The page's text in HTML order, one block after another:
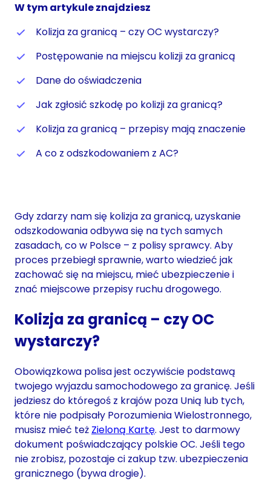
W tym artykule znajdziesz
Kolizja za granicą – czy OC wystarczy?
Postępowanie na miejscu kolizji za granicą
Dane do oświadczenia
Jak zgłosić szkodę po kolizji za granicą?
Kolizja za granicą – przepisy mają znaczenie
A co z odszkodowaniem z AC?
Gdy zdarzy nam się kolizja za granicą, uzyskanie
odszkodowania odbywa się na tych samych
zasadach, co w Polsce – z polisy sprawcy. Aby
proces przebiegł sprawnie, warto wiedzieć jak
zachować się na miejscu, mieć ubezpieczenie i
znać miejscowe przepisy ruchu drogowego.
Kolizja za granicą – czy OC
wystarczy?
Obowiązkowa polisa jest oczywiście podstawą
twojego wyjazdu samochodowego za granicę. Jeśli
jedziesz do któregoś z krajów poza Unią lub tych,
które nie podpisały Porozumienia Wielostronnego,
musisz mieć też Zieloną Kartę. Jest to darmowy
dokument poświadczający polskie OC. Jeśli tego
nie zrobisz, pozostaje ci zakup tzw. ubezpieczenia
granicznego (bywa drogie).